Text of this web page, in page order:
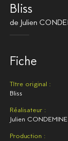
Bliss
de Julien
Fiche
TItre original :
Bliss
Réalisateur :
Julien CONDEMINE
Production :